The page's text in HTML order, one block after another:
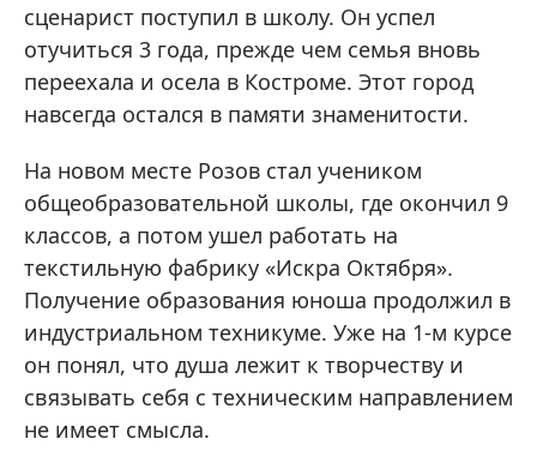
сценарист поступил в школу. Он успел
отучиться 3 года, прежде чем семья вновь
переехала и осела в Костроме. Этот город
навсегда остался в памяти знаменитости.
На новом месте Розов стал учеником
общеобразовательной школы, где окончил 9
классов, а потом ушел работать на
текстильную фабрику «Искра Октября».
Получение образования юноша продолжил в
индустриальном техникуме. Уже на 1-м курсе
он понял, что душа лежит к творчеству и
связывать себя с техническим направлением
не имеет смысла.